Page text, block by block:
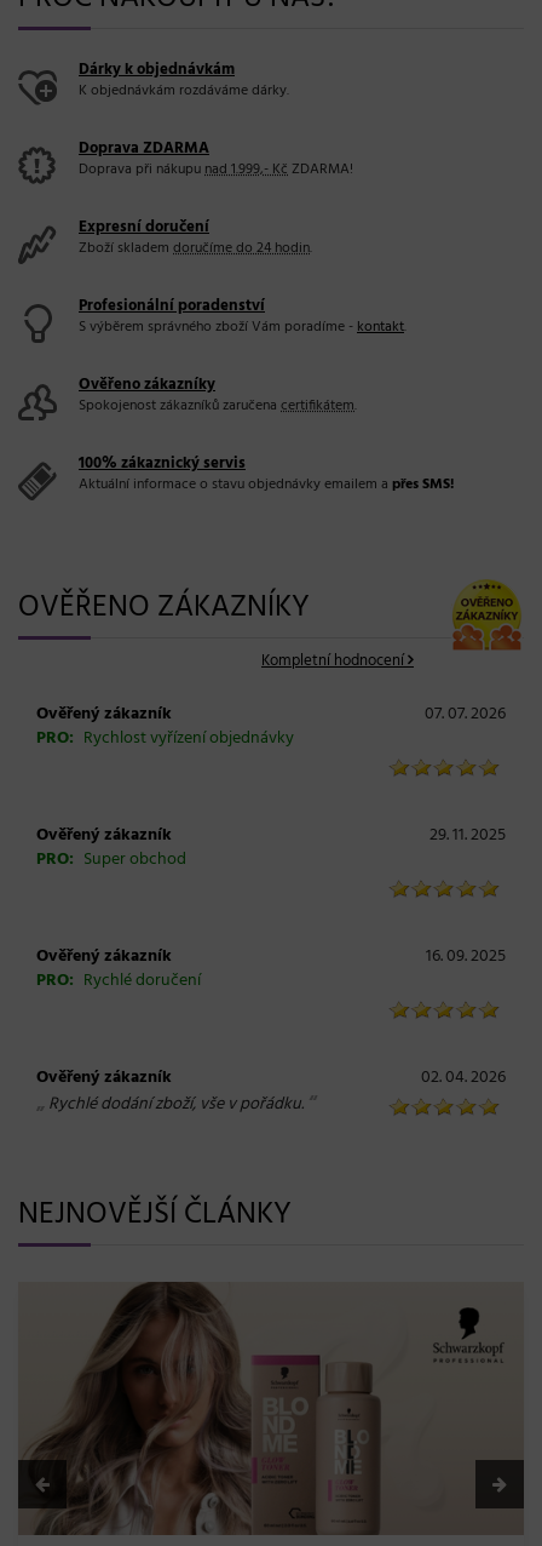
Dárky k objednávkám
K objednávkám rozdáváme dárky.
Doprava ZDARMA
Doprava při nákupunad 1.999,- KčZDARMA!
Expresní doručení
Zboží skladem doručíme do 24 hodin.
Profesionální poradenství
S výběrem správného zboží Vám poradíme -kontakt.
Ověřeno zákazníky
Spokojenost zákazníků zaručena certifikátem.
100% zákaznický servis
Aktuální informace o stavu objednávky emailem a přes SMS!
OVĚŘENO ZÁKAZNÍKY
Kompletní hodnocení
Ověřený zákazník
07. 07. 2026
PRO: Rychlost vyřízení objednávky
Ověřený zákazník
29. 11. 2025
PRO: Super obchod
Ověřený zákazník
16. 09. 2025
PRO: Rychlé doručení
Ověřený zákazník 02. 04. 2026
„ Rychlé dodání zboží, vše v pořádku. “
NEJNOVĚJŠÍ ČLÁNKY